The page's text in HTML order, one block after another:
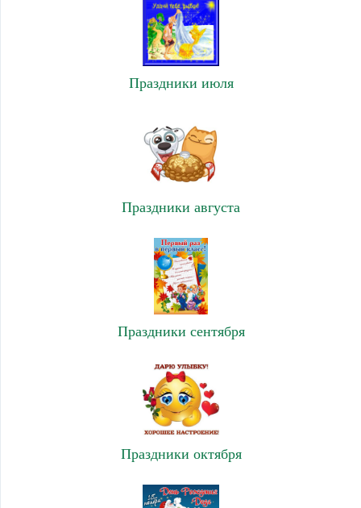
Праздники июля
Праздники августа
Праздники сентября
Праздники октября